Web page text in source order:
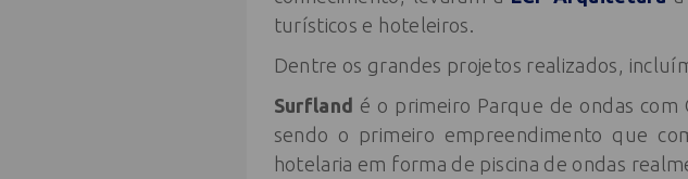
turísticos e hoteleiros.
Dentre os grandes projetos realizados,
Surfland é o primeiro Parque de ondas
sendo o primeiro empreendimento que
hotelaria em forma de piscina de ondas